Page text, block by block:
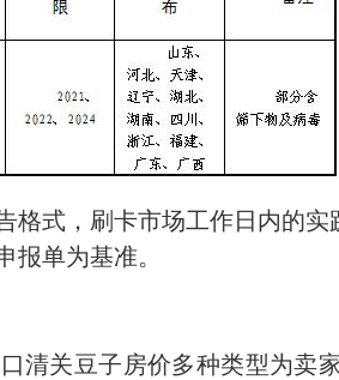
格式，刷卡市场工作日内的
报单为基准。
清关豆子房价多种类型为卖